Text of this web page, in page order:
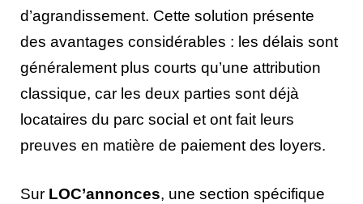
d’agrandissement. Cette solution présente
des avantages considérables : les délais sont
généralement plus courts qu’une attribution
classique, car les deux parties sont déjà
locataires du parc social et ont fait leurs
preuves en matière de paiement des loyers.
Sur LOC’annonces, une section spécifique